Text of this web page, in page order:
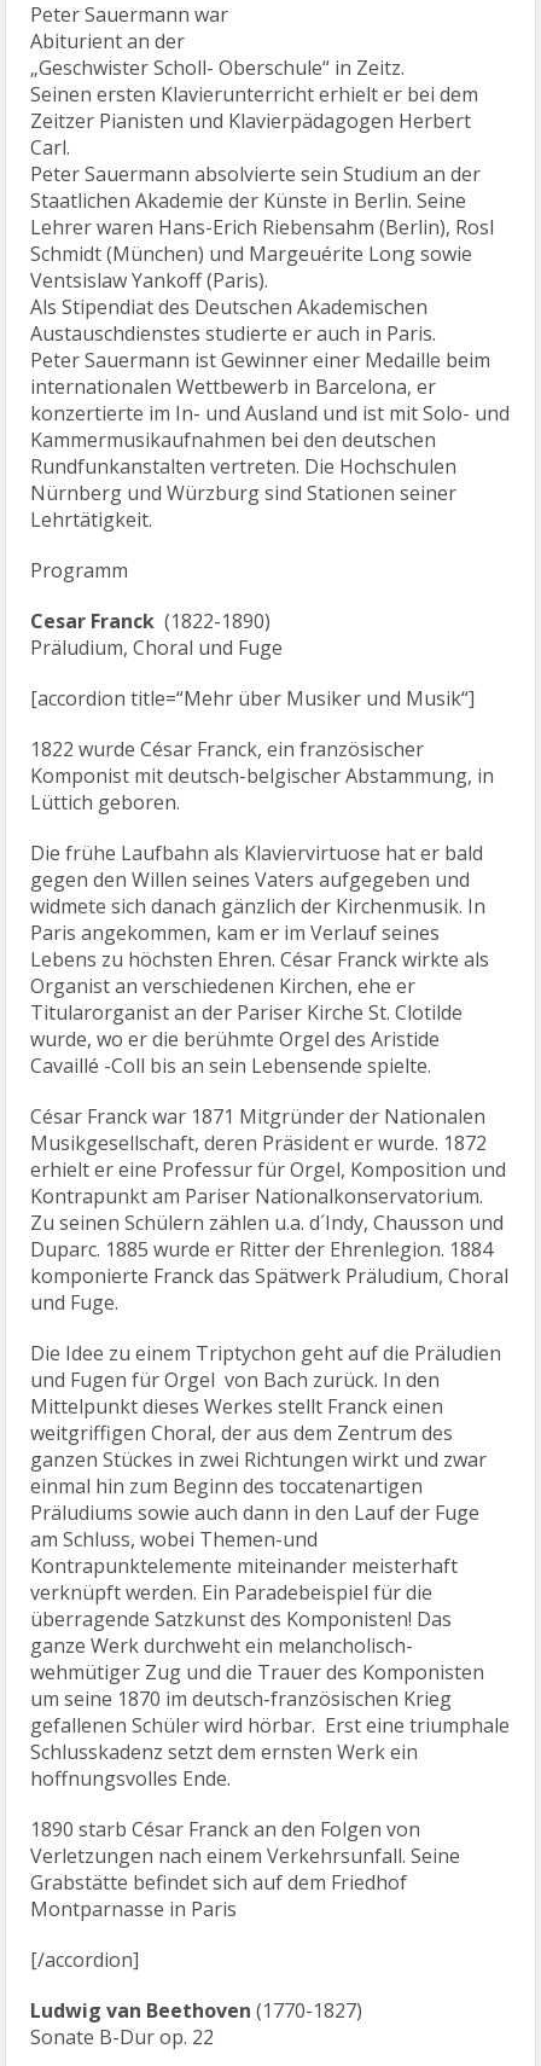
Peter Sauermann war
Abiturient an der
„Geschwister Scholl- Oberschule“ in Zeitz.
Seinen ersten Klavierunterricht erhielt er bei dem
Zeitzer Pianisten und Klavierpädagogen Herbert
Carl.
Peter Sauermann absolvierte sein Studium an der
Staatlichen Akademie der Künste in Berlin. Seine
Lehrer waren Hans-Erich Riebensahm (Berlin), Rosl
Schmidt (München) und Margeuérite Long sowie
Ventsislaw Yankoff (Paris).
Als Stipendiat des Deutschen Akademischen
Austauschdienstes studierte er auch in Paris.
Peter Sauermann ist Gewinner einer Medaille beim
internationalen Wettbewerb in Barcelona, er
konzertierte im In- und Ausland und ist mit Solo- und
Kammermusikaufnahmen bei den deutschen
Rundfunkanstalten vertreten. Die Hochschulen
Nürnberg und Würzburg sind Stationen seiner
Lehrtätigkeit.
Programm
Cesar Franck (1822-1890)
Präludium, Choral und Fuge
[accordion title=“Mehr über Musiker und Musik“]
1822 wurde César Franck, ein französischer
Komponist mit deutsch-belgischer Abstammung, in
Lüttich geboren.
Die frühe Laufbahn als Klaviervirtuose hat er bald
gegen den Willen seines Vaters aufgegeben und
widmete sich danach gänzlich der Kirchenmusik. In
Paris angekommen, kam er im Verlauf seines
Lebens zu höchsten Ehren. César Franck wirkte als
Organist an verschiedenen Kirchen, ehe er
Titularorganist an der Pariser Kirche St. Clotilde
wurde, wo er die berühmte Orgel des Aristide
Cavaillé -Coll bis an sein Lebensende spielte.
César Franck war 1871 Mitgründer der Nationalen
Musikgesellschaft, deren Präsident er wurde. 1872
erhielt er eine Professur für Orgel, Komposition und
Kontrapunkt am Pariser Nationalkonservatorium.
Zu seinen Schülern zählen u.a. d´Indy, Chausson und
Duparc. 1885 wurde er Ritter der Ehrenlegion. 1884
komponierte Franck das Spätwerk Präludium, Choral
und Fuge.
Die Idee zu einem Triptychon geht auf die Präludien
und Fugen für Orgel von Bach zurück. In den
Mittelpunkt dieses Werkes stellt Franck einen
weitgriffigen Choral, der aus dem Zentrum des
ganzen Stückes in zwei Richtungen wirkt und zwar
einmal hin zum Beginn des toccatenartigen
Präludiums sowie auch dann in den Lauf der Fuge
am Schluss, wobei Themen-und
Kontrapunktelemente miteinander meisterhaft
verknüpft werden. Ein Paradebeispiel für die
überragende Satzkunst des Komponisten! Das
ganze Werk durchweht ein melancholisch-
wehmütiger Zug und die Trauer des Komponisten
um seine 1870 im deutsch-französischen Krieg
gefallenen Schüler wird hörbar. Erst eine triumphale
Schlusskadenz setzt dem ernsten Werk ein
hoffnungsvolles Ende.
1890 starb César Franck an den Folgen von
Verletzungen nach einem Verkehrsunfall. Seine
Grabstätte befindet sich auf dem Friedhof
Montparnasse in Paris
[/accordion]
Ludwig van Beethoven (1770-1827)
Sonate B-Dur op. 22